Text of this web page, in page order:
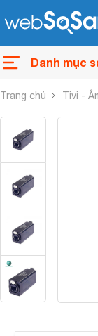
Danh mục
Trang chủ Tivi -